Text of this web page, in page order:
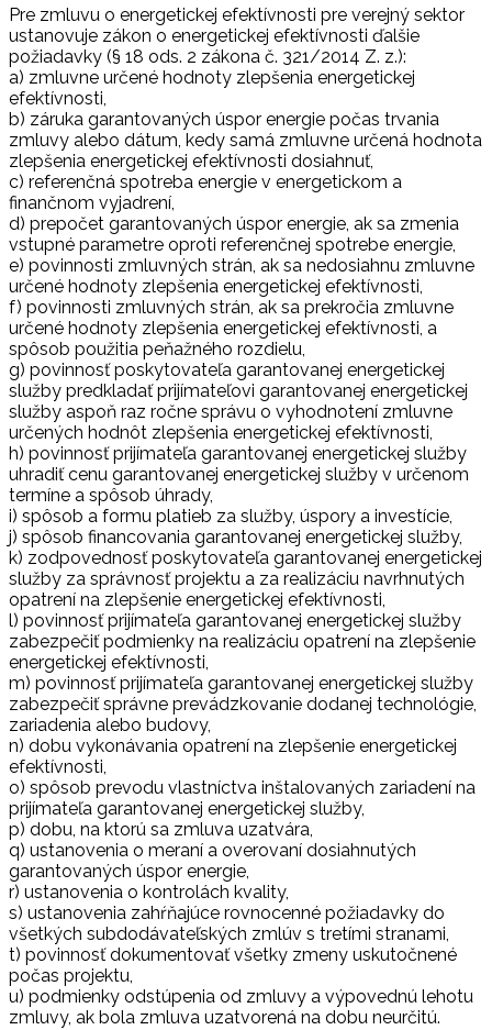
Pre zmluvu o energetickej efektívnosti pre verejný sektor
ustanovuje zákon o energetickej efektívnosti ďalšie
požiadavky (§ 18 ods. 2 zákona č. 321/2014 Z. z.):
a) zmluvne určené hodnoty zlepšenia energetickej
efektívnosti,
b) záruka garantovaných úspor energie počas trvania
zmluvy alebo dátum, kedy samá zmluvne určená hodnota
zlepšenia energetickej efektívnosti dosiahnuť,
c) referenčná spotreba energie v energetickom a
finančnom vyjadrení,
d) prepočet garantovaných úspor energie, ak sa zmenia
vstupné parametre oproti referenčnej spotrebe energie,
e) povinnosti zmluvných strán, ak sa nedosiahnu zmluvne
určené hodnoty zlepšenia energetickej efektívnosti,
f) povinnosti zmluvných strán, ak sa prekročia zmluvne
určené hodnoty zlepšenia energetickej efektívnosti, a
spôsob použitia peňažného rozdielu,
g) povinnosť poskytovateľa garantovanej energetickej
služby predkladať prijímateľovi garantovanej energetickej
služby aspoň raz ročne správu o vyhodnotení zmluvne
určených hodnôt zlepšenia energetickej efektívnosti,
h) povinnosť prijímateľa garantovanej energetickej služby
uhradiť cenu garantovanej energetickej služby v určenom
termíne a spôsob úhrady,
i) spôsob a formu platieb za služby, úspory a investície,
j) spôsob financovania garantovanej energetickej služby,
k) zodpovednosť poskytovateľa garantovanej energetickej
služby za správnosť projektu a za realizáciu navrhnutých
opatrení na zlepšenie energetickej efektívnosti,
l) povinnosť prijímateľa garantovanej energetickej služby
zabezpečiť podmienky na realizáciu opatrení na zlepšenie
energetickej efektívnosti,
m) povinnosť prijímateľa garantovanej energetickej služby
zabezpečiť správne prevádzkovanie dodanej technológie,
zariadenia alebo budovy,
n) dobu vykonávania opatrení na zlepšenie energetickej
efektívnosti,
o) spôsob prevodu vlastníctva inštalovaných zariadení na
prijímateľa garantovanej energetickej služby,
p) dobu, na ktorú sa zmluva uzatvára,
q) ustanovenia o meraní a overovaní dosiahnutých
garantovaných úspor energie,
r) ustanovenia o kontrolách kvality,
s) ustanovenia zahŕňajúce rovnocenné požiadavky do
všetkých subdodávateľských zmlúv s tretími stranami,
t) povinnosť dokumentovať všetky zmeny uskutočnené
počas projektu,
u) podmienky odstúpenia od zmluvy a výpovednú lehotu
zmluvy, ak bola zmluva uzatvorená na dobu neurčitú.